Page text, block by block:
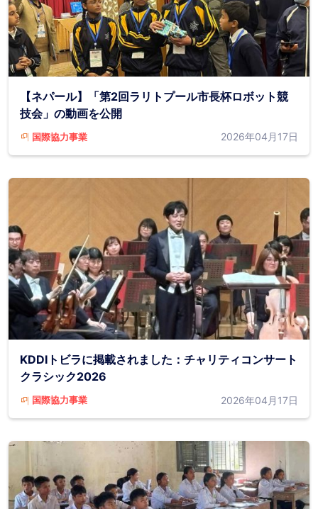
【ネパール】「第2回ラリトプール市長杯ロボット競
技会」の動画を公開
国際協力事業 2026年04月17日
KDDIトビラに掲載されました：チャリティコンサート
クラシック2026
国際協力事業 2026年04月17日